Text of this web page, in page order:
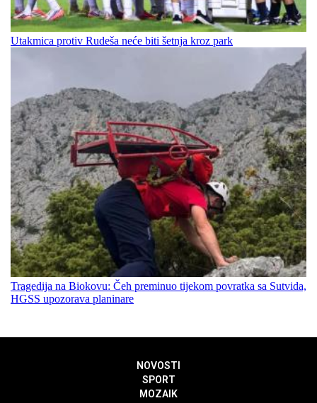
Utakmica protiv Rudeša neće biti šetnja kroz park
Tragedija na Biokovu: Čeh preminuo tijekom povratka sa Sutvida,
HGSS upozorava planinare
NOVOSTI
SPORT
MOZAIK